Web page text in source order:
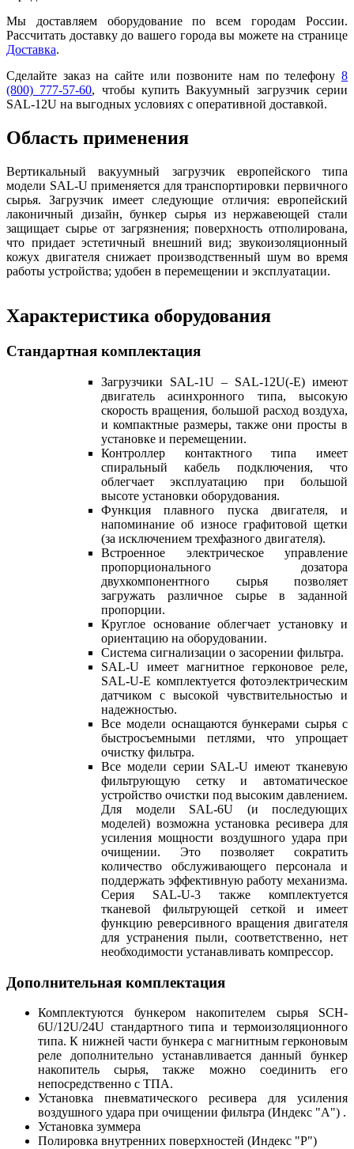
Мы доставляем оборудование по всем городам России.
Рассчитать доставку до вашего города вы можете на странице
Доставка.
Сделайте заказ на сайте или позвоните нам по телефону 8
(800) 777-57-60, чтобы купить Вакуумный загрузчик серии
SAL-12U на выгодных условиях с оперативной доставкой.
Область применения
Вертикальный вакуумный загрузчик европейского типа
модели SAL-U применяется для транспортировки первичного
сырья. Загрузчик имеет следующие отличия: европейский
лаконичный дизайн, бункер сырья из нержавеющей стали
защищает сырье от загрязнения; поверхность отполирована,
что придает эстетичный внешний вид; звукоизоляционный
кожух двигателя снижает производственный шум во время
работы устройства; удобен в перемещении и эксплуатации.
Характеристика оборудования
Стандартная комплектация
Загрузчики SAL-1U – SAL-12U(-E) имеют
двигатель асинхронного типа, высокую
скорость вращения, большой расход воздуха,
и компактные размеры, также они просты в
установке и перемещении.
Контроллер контактного типа имеет
спиральный кабель подключения, что
облегчает эксплуатацию при большой
высоте установки оборудования.
Функция плавного пуска двигателя, и
напоминание об износе графитовой щетки
(за исключением трехфазного двигателя).
Встроенное электрическое управление
пропорционального дозатора
двухкомпонентного сырья позволяет
загружать различное сырье в заданной
пропорции.
Круглое основание облегчает установку и
ориентацию на оборудовании.
Система сигнализации о засорении фильтра.
SAL-U имеет магнитное герконовое реле,
SAL-U-Е комплектуется фотоэлектрическим
датчиком с высокой чувствительностью и
надежностью.
Все модели оснащаются бункерами сырья с
быстросъемными петлями, что упрощает
очистку фильтра.
Все модели серии SAL-U имеют тканевую
фильтрующую сетку и автоматическое
устройство очистки под высоким давлением.
Для модели SAL-6U (и последующих
моделей) возможна установка ресивера для
усиления мощности воздушного удара при
очищении. Это позволяет сократить
количество обслуживающего персонала и
поддержать эффективную работу механизма.
Серия SAL-U-3 также комплектуется
тканевой фильтрующей сеткой и имеет
функцию реверсивного вращения двигателя
для устранения пыли, соответственно, нет
необходимости устанавливать компрессор.
Дополнительная комплектация
Комплектуются бункером накопителем сырья SCH-
6U/12U/24U стандартного типа и термоизоляционного
типа. К нижней части бункера с магнитным герконовым
реле дополнительно устанавливается данный бункер
накопитель сырья, также можно соединить его
непосредственно с ТПА.
Установка пневматического ресивера для усиления
воздушного удара при очищении фильтра (Индекс "А") .
Установка зуммера
Полировка внутренних поверхностей (Индекс "P")